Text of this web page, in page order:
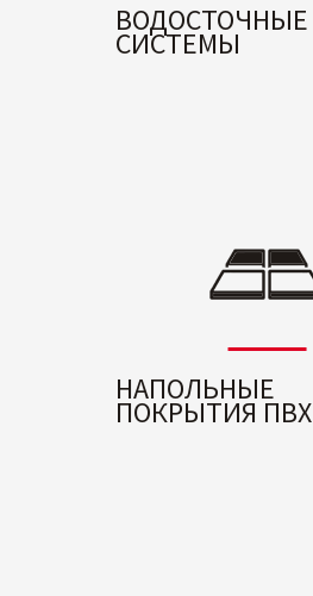
ВОДОСТОЧНЫЕ
СИСТЕМЫ
НАПОЛЬНЫЕ
ПОКРЫТИЯ ПВХ